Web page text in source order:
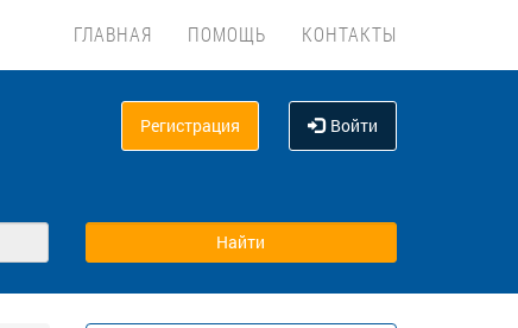
ГЛАВНАЯ ПОМОЩЬ КОНТАКТЫ
Регистрация Войти